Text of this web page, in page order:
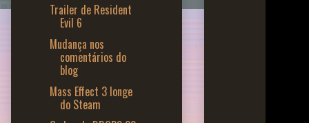
Trailer de Resident
Evil 6
Mudança nos
comentários do
blog
Mass Effect 3 longe
do Steam